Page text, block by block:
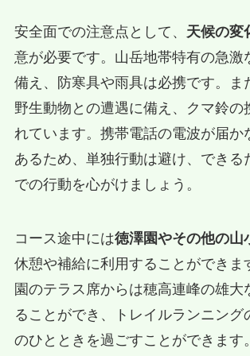
安全面での注意点として、 天候の変
意が必要です。山岳地帯特有の急激
備え、防寒具や雨具は必携です。ま
野生動物との遭遇に備え、クマ鈴の
れています。携帯電話の電波が届か
あるため、単独行動は避け、できる
での行動を心がけましょう。
コース途中には徳澤園やその他の山
休憩や補給に利用することができま
園のテラス席からは穂高連峰の雄大
ることができ、トレイルランニング
のひとときを過ごすことができます